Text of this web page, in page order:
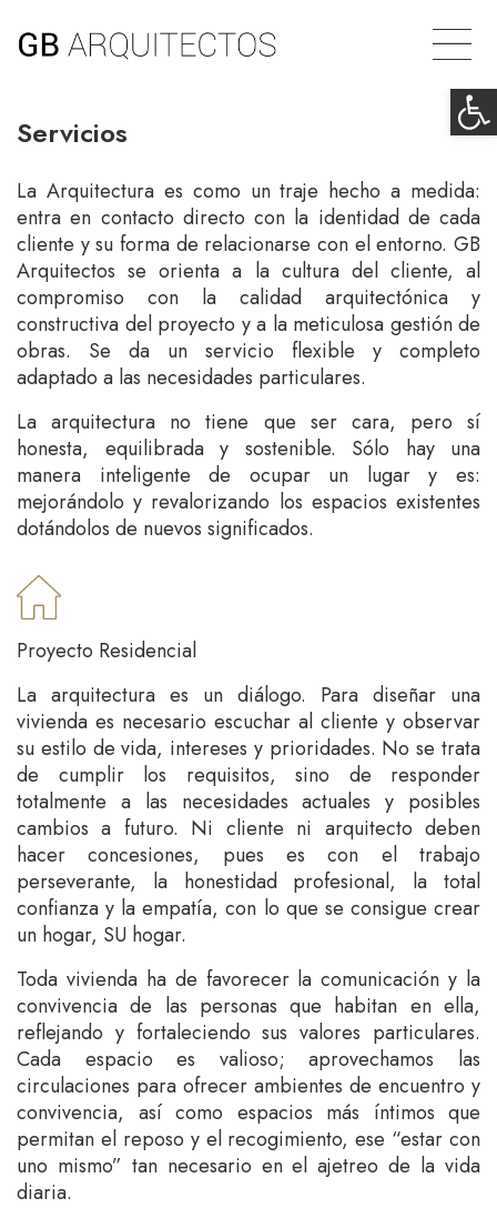
Servicios
La Arquitectura es como un traje hecho a medida:
entra en contacto directo con la identidad de cada
cliente y su forma de relacionarse con el entorno. GB
Arquitectos se orienta a la cultura del cliente, al
compromiso con la calidad arquitectónica y
constructiva del proyecto y a la meticulosa gestión de
obras. Se da un servicio flexible y completo
adaptado a las necesidades particulares.
La arquitectura no tiene que ser cara, pero sí
honesta, equilibrada y sostenible. Sólo hay una
manera inteligente de ocupar un lugar y es:
mejorándolo y revalorizando los espacios existentes
dotándolos de nuevos significados.
Proyecto Residencial
La arquitectura es un diálogo. Para diseñar una
vivienda es necesario escuchar al cliente y observar
su estilo de vida, intereses y prioridades. No se trata
de cumplir los requisitos, sino de responder
totalmente a las necesidades actuales y posibles
cambios a futuro. Ni cliente ni arquitecto deben
hacer concesiones, pues es con el trabajo
perseverante, la honestidad profesional, la total
confianza y la empatía, con lo que se consigue crear
un hogar, SU hogar.
Toda vivienda ha de favorecer la comunicación y la
convivencia de las personas que habitan en ella,
reflejando y fortaleciendo sus valores particulares.
Cada espacio es valioso; aprovechamos las
circulaciones para ofrecer ambientes de encuentro y
convivencia, así como espacios más íntimos que
permitan el reposo y el recogimiento, ese “estar con
uno mismo” tan necesario en el ajetreo de la vida
diaria.